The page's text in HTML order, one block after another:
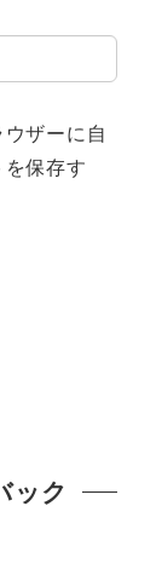
ザーに自
保存す
ック